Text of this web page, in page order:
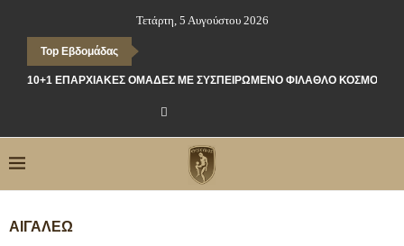
Τετάρτη, 5 Αυγούστου 2026
Top Εβδομάδας
10+1 ΕΠΑΡΧΙΑΚΈΣ ΟΜΆΔΕΣ ΜΕ ΣΥΣΠΕΙΡΩΜΈΝΟ ΦΊΛΑΘΛΟ ΚΌΣΜΟ
ΑΙΓΆΛΕΩ